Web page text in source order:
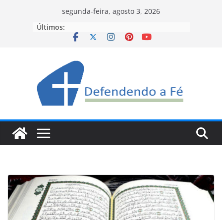
segunda-feira, agosto 3, 2026
Últimos: